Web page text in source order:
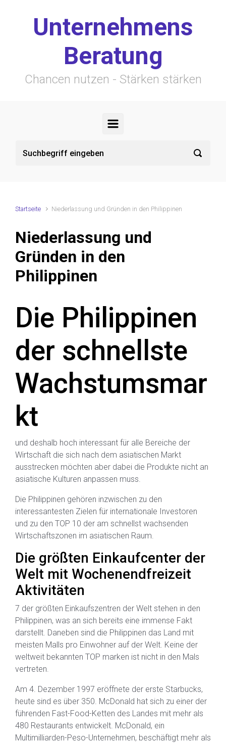
Unternehmens
Beratung
Chancen nutzen - Stärken stärken
Startseite Niederlassung und Gründen in den Philippinen
Niederlassung und
Gründen in den
Philippinen
Die Philippinen
der schnellste
Wachstumsmar
kt
und deshalb hoch interessant für alle Bereiche der
Wirtschaft die sich nach dem asiatischen Markt
ausstrecken möchten aber dabei die Produkte nicht an
asiatische Kulturen anpassen muss.
Die Philippinen gehören inzwischen zu den
interessantesten Zielen für internationale Investoren
und zu den TOP 10 der am schnellst wachsenden
Wirtschaftszonen im asiatischen Raum.
Die größten Einkaufcenter der
Welt mit Wochenendfreizeit
Aktivitäten
7 der größten Einkaufszentren der Welt stehen in den
Philippinen, was an sich bereits eine immense Fakt
darstellt. Daneben sind die Philippinen das Land mit
meisten Malls pro Einwohner auf der Welt. Keine der
weltweit bekannten TOP marken ist nicht in den Mals
vertreten.
Am 4. Dezember 1997 eröffnete der erste Starbucks,
heute sind es über 350. McDonald hat sich zu einer der
führenden Fast-Food-Ketten des Landes mit mehr als
480 Restaurants entwickelt. McDonald, ein
Multimilliarden-Peso-Unternehmen, beschäftigt mehr als